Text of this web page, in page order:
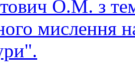
О.М. з
мислення